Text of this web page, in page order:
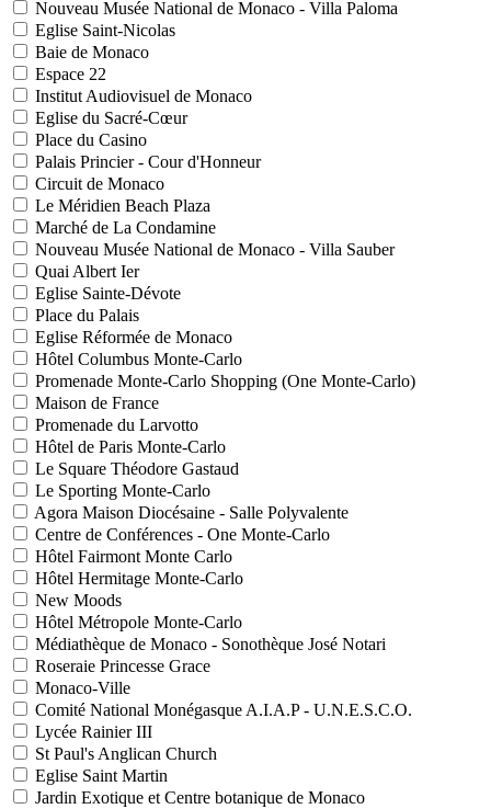
Nouveau Musée National de Monaco - Villa Paloma
Eglise Saint-Nicolas
Baie de Monaco
Espace 22
Institut Audiovisuel de Monaco
Eglise du Sacré-Cœur
Place du Casino
Palais Princier - Cour d'Honneur
Circuit de Monaco
Le Méridien Beach Plaza
Marché de La Condamine
Nouveau Musée National de Monaco - Villa Sauber
Quai Albert Ier
Eglise Sainte-Dévote
Place du Palais
Eglise Réformée de Monaco
Hôtel Columbus Monte-Carlo
Promenade Monte-Carlo Shopping (One Monte-Carlo)
Maison de France
Promenade du Larvotto
Hôtel de Paris Monte-Carlo
Le Square Théodore Gastaud
Le Sporting Monte-Carlo
Agora Maison Diocésaine - Salle Polyvalente
Centre de Conférences - One Monte-Carlo
Hôtel Fairmont Monte Carlo
Hôtel Hermitage Monte-Carlo
New Moods
Hôtel Métropole Monte-Carlo
Médiathèque de Monaco - Sonothèque José Notari
Roseraie Princesse Grace
Monaco-Ville
Comité National Monégasque A.I.A.P - U.N.E.S.C.O.
Lycée Rainier III
St Paul's Anglican Church
Eglise Saint Martin
Jardin Exotique et Centre botanique de Monaco